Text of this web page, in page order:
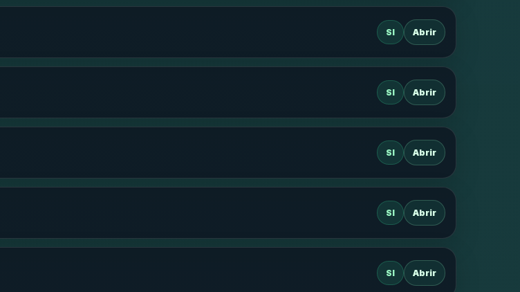
SI Abrir
SI Abrir
SI Abrir
SI Abrir
SI Abrir